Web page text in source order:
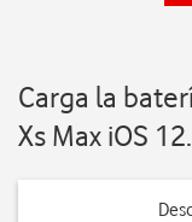
Carga la
Xs Max iOS